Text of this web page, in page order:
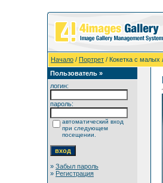
Начало / Портрет / Кокетка с малых
Пользователь »
логин:
пароль:
автоматический вход
при следующем
посещении.
» Забыл пароль
» Регистрация